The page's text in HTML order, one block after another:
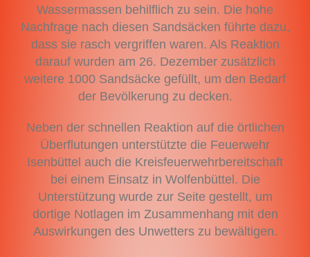
Wassermassen behilflich zu sein. Die hohe
Nachfrage nach diesen Sandsäcken führte dazu,
dass sie rasch vergriffen waren. Als Reaktion
darauf wurden am 26. Dezember zusätzlich
weitere 1000 Sandsäcke gefüllt, um den Bedarf
der Bevölkerung zu decken.
Neben der schnellen Reaktion auf die örtlichen
Überflutungen unterstützte die Feuerwehr
Isenbüttel auch die Kreisfeuerwehrbereitschaft
bei einem Einsatz in Wolfenbüttel. Die
Unterstützung wurde zur Seite gestellt, um
dortige Notlagen im Zusammenhang mit den
Auswirkungen des Unwetters zu bewältigen.